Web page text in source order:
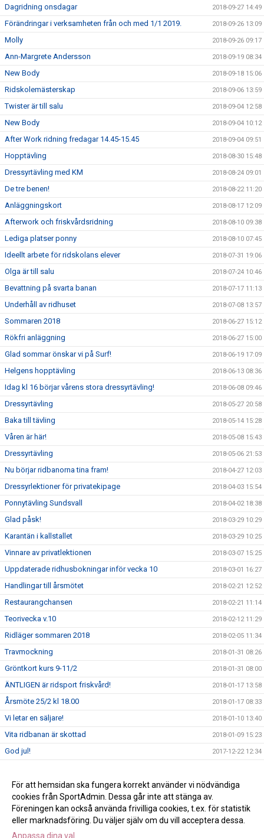
Dagridning onsdagar 2018-09-27 14:49
Förändringar i verksamheten från och med 1/1 2019. 2018-09-26 13:09
Molly 2018-09-26 09:17
Ann-Margrete Andersson 2018-09-19 08:34
New Body 2018-09-18 15:06
Ridskolemästerskap 2018-09-06 13:59
Twister är till salu 2018-09-04 12:58
New Body 2018-09-04 10:12
After Work ridning fredagar 14.45-15.45 2018-09-04 09:51
Hopptävling 2018-08-30 15:48
Dressyrtävling med KM 2018-08-24 09:01
De tre benen! 2018-08-22 11:20
Anläggningskort 2018-08-17 12:09
Afterwork och friskvårdsridning 2018-08-10 09:38
Lediga platser ponny 2018-08-10 07:45
Ideellt arbete för ridskolans elever 2018-07-31 19:06
Olga är till salu 2018-07-24 10:46
Bevattning på svarta banan 2018-07-17 11:13
Underhåll av ridhuset 2018-07-08 13:57
Sommaren 2018 2018-06-27 15:12
Rökfri anläggning 2018-06-27 15:00
Glad sommar önskar vi på Surf! 2018-06-19 17:09
Helgens hopptävling 2018-06-13 08:36
Idag kl 16 börjar vårens stora dressyrtävling! 2018-06-08 09:46
Dressyrtävling 2018-05-27 20:58
Baka till tävling 2018-05-14 15:28
Våren är här! 2018-05-08 15:43
Dressyrtävling 2018-05-06 21:53
Nu börjar ridbanorna tina fram! 2018-04-27 12:03
Dressyrlektioner för privatekipage 2018-04-03 15:54
Ponnytävling Sundsvall 2018-04-02 18:38
Glad påsk! 2018-03-29 10:29
Karantän i kallstallet 2018-03-29 10:25
Vinnare av privatlektionen 2018-03-07 15:25
Uppdaterade ridhusbokningar inför vecka 10 2018-03-01 16:27
Handlingar till årsmötet 2018-02-21 12:52
Restaurangchansen 2018-02-21 11:14
Teorivecka v.10 2018-02-12 11:29
Ridläger sommaren 2018 2018-02-05 11:34
Travmockning 2018-01-31 08:26
Gröntkort kurs 9-11/2 2018-01-31 08:00
ÄNTLIGEN är ridsport friskvård! 2018-01-17 13:58
Årsmöte 25/2 kl 18.00 2018-01-17 08:33
Vi letar en säljare! 2018-01-10 13:40
Vita ridbanan är skottad 2018-01-09 15:23
God jul! 2017-12-22 12:34
Att lösa anläggningskort 2018 2017-12-18 14:39
Schema för teoriveckan 2017-10-26 14:45
För att hemsidan ska fungera korrekt använder vi nödvändiga
cookies från SportAdmin. Dessa går inte att stänga av.
Föreningen kan också använda frivilliga cookies, t.ex. för statistik
eller marknadsföring. Du väljer själv om du vill acceptera dessa.
Anpassa dina val